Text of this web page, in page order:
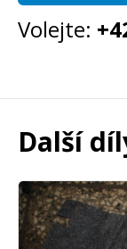
Volejte:
Další